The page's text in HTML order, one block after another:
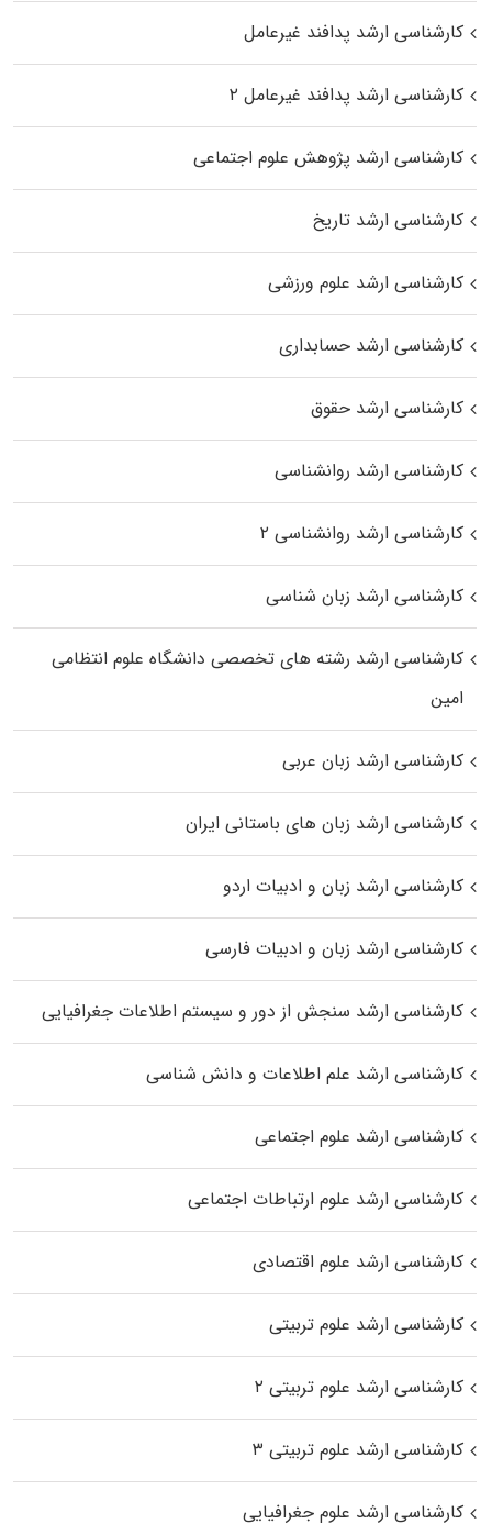
کارشناسی ارشد پدافند غیرعامل
کارشناسی ارشد پدافند غیرعامل ۲
کارشناسی ارشد پژوهش علوم اجتماعی
کارشناسی ارشد تاریخ
کارشناسی ارشد علوم ورزشی
کارشناسی ارشد حسابداری
کارشناسی ارشد حقوق
کارشناسی ارشد روانشناسی
کارشناسی ارشد روانشناسی ۲
کارشناسی ارشد زبان شناسی
کارشناسی ارشد رﺷﺘﻪ ﻫﺎی تخصصی داﻧﺸﮕﺎه ﻋﻠﻮم انتظامی
اﻣﻴﻦ
کارشناسی ارشد زبان عربی
کارشناسی ارشد زبان‌ های باستانی ایران
کارشناسی ارشد زبان و ادبیات اردو
کارشناسی ارشد زبان و ادبیات فارسی
کارشناسی ارشد سنجش از دور و سیستم اطلاعات جغرافیایی
کارشناسی ارشد علم اطلاعات و دانش شناسی
کارشناسی ارشد علوم اجتماعی
کارشناسی ارشد علوم ارتباطات اجتماعی
کارشناسی ارشد علوم اقتصادی
کارشناسی ارشد علوم تربیتی
کارشناسی ارشد علوم تربیتی ۲
کارشناسی ارشد علوم تربیتی ۳
کارشناسی ارشد علوم جغرافیایی